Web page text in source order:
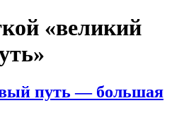
«великий
путь — большая